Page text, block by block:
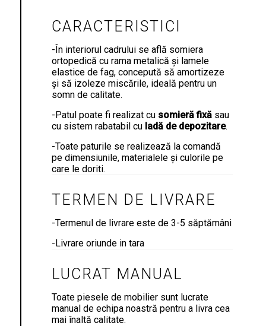
CARACTERISTICI
-În interiorul cadrului se află somiera
ortopedică cu rama metalică și lamele
elastice de fag, concepută să amortizeze
și să izoleze miscările, ideală pentru un
somn de calitate.
-Patul poate fi realizat cu somieră fixă sau
cu sistem rabatabil cu ladă de depozitare.
-Toate paturile se realizează la comandă
pe dimensiunile, materialele și culorile pe
care le doriti.
TERMEN DE LIVRARE
-Termenul de livrare este de 3-5 săptămâni
-Livrare oriunde in tara
LUCRAT MANUAL
Toate piesele de mobilier sunt lucrate
manual de echipa noastră pentru a livra cea
mai înaltă calitate.